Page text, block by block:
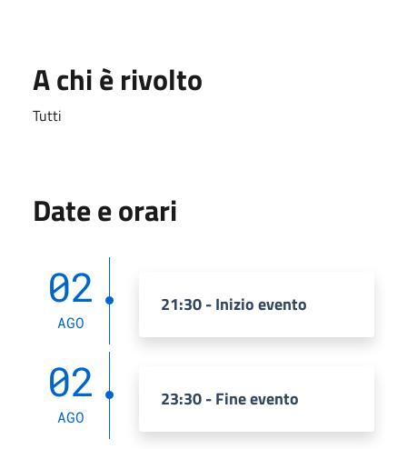
A chi è rivolto
Tutti
Date e orari
02
AGO
21:30 - Inizio evento
02
AGO
23:30 - Fine evento